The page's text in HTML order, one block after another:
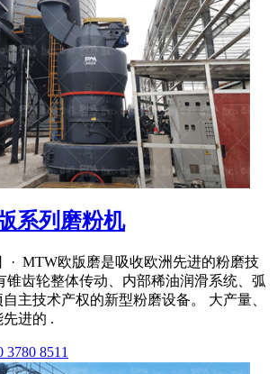
系列磨粉机
· MTW欧版磨是吸收欧洲先进的粉磨技
锥齿轮整体传动、内部稀油润滑系统、弧
主技术产权的新型粉磨设备。 大产量、
进的 .
8511